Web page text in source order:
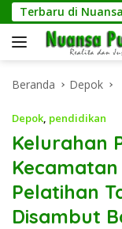
Langsung
ke
konten
Terbaru di Nuansa
terhadap
Beranda Depok
Depok, pendidikan
Kelurahan
Pelatihan
Disambut